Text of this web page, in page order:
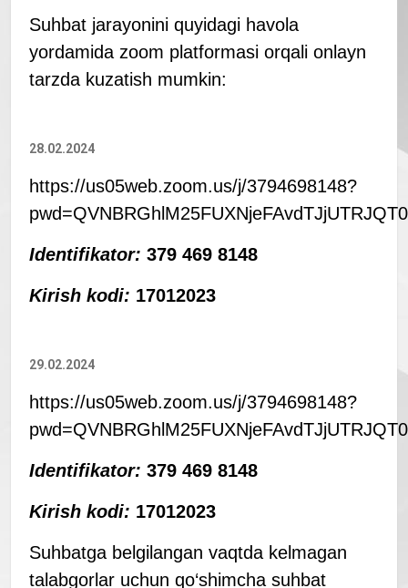
Suhbat jarayonini quyidagi havola
yordamida zoom platformasi orqali onlayn
tarzda kuzatish mumkin:
28.02.2024
https://us05web.zoom.us/j/3794698148?
Identifikator: 379 469 8148
Kirish kodi: 17012023
29.02.2024
https://us05web.zoom.us/j/3794698148?
Identifikator: 379 469 8148
Kirish kodi: 17012023
Suhbatga belgilangan vaqtda kelmagan
talabgorlar uchun qo‘shimcha suhbat